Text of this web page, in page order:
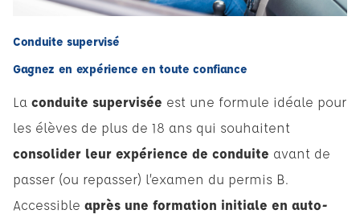
Conduite supervisé
Gagnez en expérience en toute confiance
La conduite supervisée est une formule idéale pour
les élèves de plus de 18 ans qui souhaitent
consolider leur expérience de conduite avant de
passer (ou repasser) l’examen du permis B.
Accessible après une formation initiale en auto-